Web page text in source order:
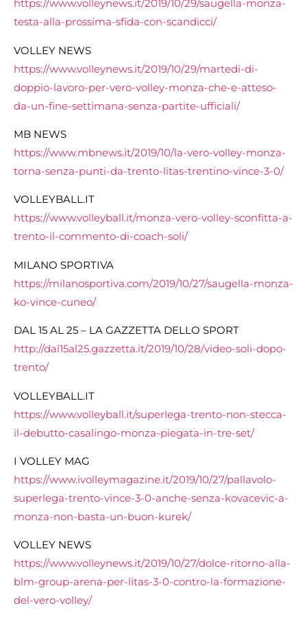
https://www.volleynews.it/2019/10/29/saugella-monza-
testa-alla-prossima-sfida-con-scandicci/
VOLLEY NEWS
https://www.volleynews.it/2019/10/29/martedi-di-
doppio-lavoro-per-vero-volley-monza-che-e-atteso-
da-un-fine-settimana-senza-partite-ufficiali/
MB NEWS
https://www.mbnews.it/2019/10/la-vero-volley-monza-
torna-senza-punti-da-trento-litas-trentino-vince-3-0/
VOLLEYBALL.IT
https://www.volleyball.it/monza-vero-volley-sconfitta-a-
trento-il-commento-di-coach-soli/
MILANO SPORTIVA
https://milanosportiva.com/2019/10/27/saugella-monza-
ko-vince-cuneo/
DAL 15 AL 25 – LA GAZZETTA DELLO SPORT
http://dal15al25.gazzetta.it/2019/10/28/video-soli-dopo-
trento/
VOLLEYBALL.IT
https://www.volleyball.it/superlega-trento-non-stecca-
il-debutto-casalingo-monza-piegata-in-tre-set/
I VOLLEY MAG
https://www.ivolleymagazine.it/2019/10/27/pallavolo-
superlega-trento-vince-3-0-anche-senza-kovacevic-a-
monza-non-basta-un-buon-kurek/
VOLLEY NEWS
https://www.volleynews.it/2019/10/27/dolce-ritorno-alla-
blm-group-arena-per-litas-3-0-contro-la-formazione-
del-vero-volley/